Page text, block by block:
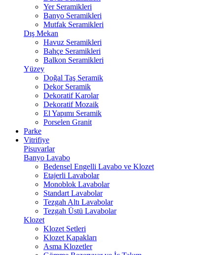
Yer Seramikleri
Banyo Seramikleri
Mutfak Seramikleri
Dış Mekan
Havuz Seramikleri
Bahçe Seramikleri
Balkon Seramikleri
Yüzey
Doğal Taş Seramik
Dekor Seramik
Dekoratif Karolar
Dekoratif Mozaik
El Yapımı Seramik
Porselen Granit
Parke
Vitrifiye
Pisuvarlar
Banyo Lavabo
Bedensel Engelli Lavabo ve Klozet
Etajerli Lavabolar
Monoblok Lavabolar
Standart Lavabolar
Tezgah Altı Lavabolar
Tezgah Üstü Lavabolar
Klozet
Klozet Setleri
Klozet Kapakları
Asma Klozetler